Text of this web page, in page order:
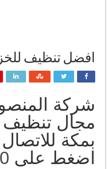
افضل تنظيف
شركة
مجال تنظيف
بمكة
اضغط على